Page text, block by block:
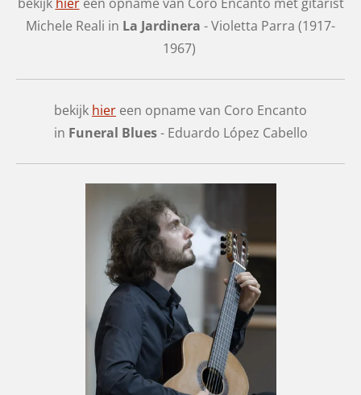
Michele Reali in La Jardinera - Violetta Parra (1917-
1967)
bekijk hier een opname van Coro Encanto
in Funeral Blues- Eduardo López Cabello